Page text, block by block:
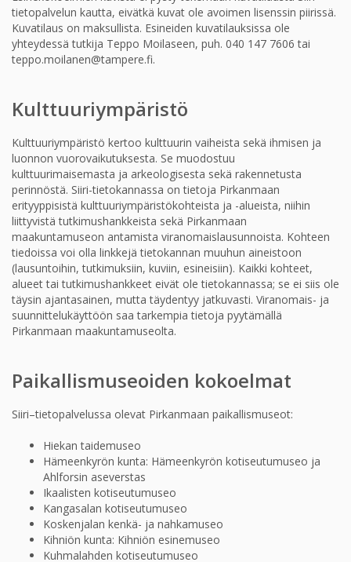
tietopalvelun kautta, eivätkä kuvat ole avoimen lisenssin piirissä.
Kuvatilaus on maksullista. Esineiden kuvatilauksissa ole
yhteydessä tutkija Teppo Moilaseen, puh. 040 147 7606 tai
teppo.moilanen@tampere.fi.
Kulttuuriympäristö
Kulttuuriympäristö kertoo kulttuurin vaiheista sekä ihmisen ja
luonnon vuorovaikutuksesta. Se muodostuu
kulttuurimaisemasta ja arkeologisesta sekä rakennetusta
perinnöstä. Siiri-tietokannassa on tietoja Pirkanmaan
erityyppisistä kulttuuriympäristökohteista ja -alueista, niihin
liittyvistä tutkimushankkeista sekä Pirkanmaan
maakuntamuseon antamista viranomaislausunnoista. Kohteen
tiedoissa voi olla linkkejä tietokannan muuhun aineistoon
(lausuntoihin, tutkimuksiin, kuviin, esineisiin). Kaikki kohteet,
alueet tai tutkimushankkeet eivät ole tietokannassa; se ei siis ole
täysin ajantasainen, mutta täydentyy jatkuvasti. Viranomais- ja
suunnittelukäyttöön saa tarkempia tietoja pyytämällä
Pirkanmaan maakuntamuseolta.
Paikallismuseoiden kokoelmat
Siiri–tietopalvelussa olevat Pirkanmaan paikallismuseot:
Hiekan taidemuseo
Hämeenkyrön kunta: Hämeenkyrön kotiseutumuseo ja
Ahlforsin aseverstas
Ikaalisten kotiseutumuseo
Kangasalan kotiseutumuseo
Koskenjalan kenkä- ja nahkamuseo
Kihniön kunta: Kihniön esinemuseo
Kuhmalahden kotiseutumuseo